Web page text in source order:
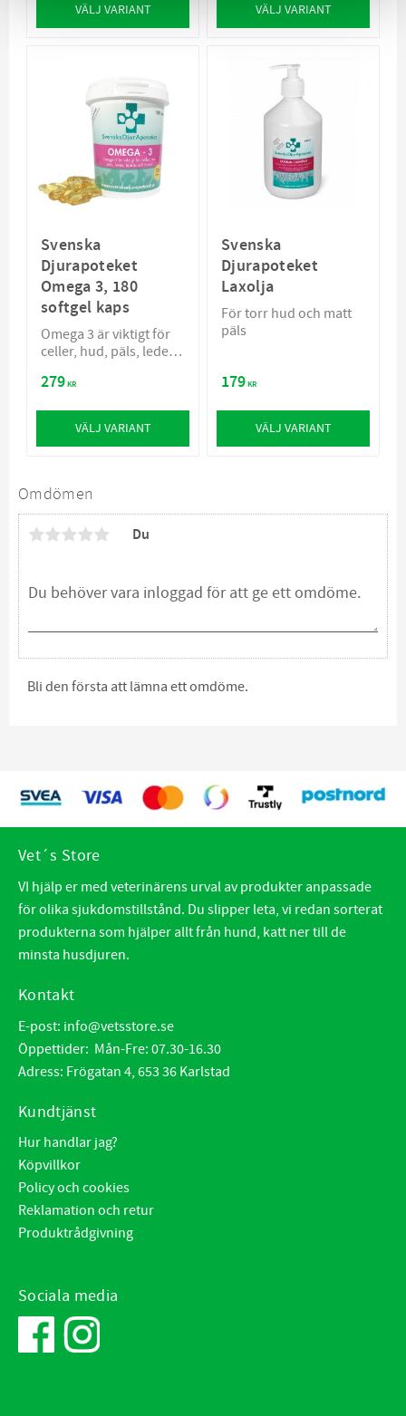
Omdömen
Du
Bli den första att lämna ett omdöme.
VÄLJ VARIANT VÄLJ VARIANT
Svenska
Djurapoteket
Omega 3, 180
softgel kaps
Omega 3 är viktigt för
celler, hud, päls, leder,
279KR
VÄLJ VARIANT
Svenska
Djurapoteket
Laxolja
För torr hud och matt
päls
179KR
VÄLJ VARIANT
Vet´s Store
VI hjälp er med veterinärens urval av produkter anpassade
för olika sjukdomstillstånd. Du slipper leta, vi redan sorterat
produkterna som hjälper allt från hund, katt ner till de
minsta husdjuren.
Kontakt
E-post: info@vetsstore.se
Öppettider: Mån-Fre: 07.30-16.30
Adress: Frögatan 4, 653 36 Karlstad
Kundtjänst
Hur handlar jag?
Köpvillkor
Policy och cookies
Reklamation och retur
Produktrådgivning
Sociala media